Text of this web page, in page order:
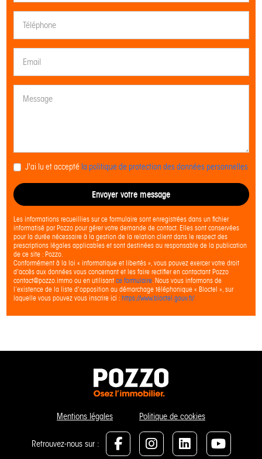
J'ai lu et accepté la politique de protection des données personnelles
Envoyer votre message
Les informations recueillies sur ce formulaire sont enregistrées dans un fichier
informatisé par Pozzo pour gérer votre demande de contact. Elles sont conservées
pour la durée nécessaire à la gestion de la relation client dans le respect des
prescriptions légales applicables et sont destinées au responsable de la publication
de ce site : Pozzo.
Conformément à la loi « informatique et libertés », vous pouvez exercer votre droit
d'accès aux données vous concernant et les faire rectifier en contactant Pozzo
contact@pozzo.immo ou en utilisant ce formulaire. Nous vous informons de
l’existence de la liste d'opposition au démarchage téléphonique « Bloctel », sur
laquelle vous pouvez vous inscrire ici : https://www.bloctel.gouv.fr/
Mentions légales Politique de cookies
Retrouvez-nous sur :